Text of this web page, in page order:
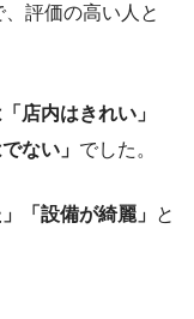
、評価の高い人と
店内はきれい」
ない」 でした。
「設備が綺麗」 と